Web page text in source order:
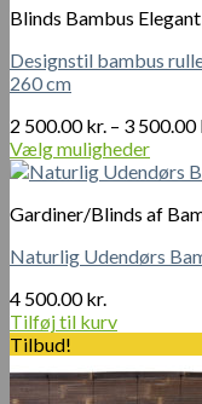
flere
Mulighederne
kan
på
varesiden
Blinds Bambus
Designstil bambus
260 cm
2 500.00kr. – 3 500.00
Vælg muligheder
Dette
har
varianter.
kan
vælges
på
varesiden
Gardiner/Blinds af
Naturlig Udendørs
4 500.00kr.
Tilføj til kurv
Tilbud!